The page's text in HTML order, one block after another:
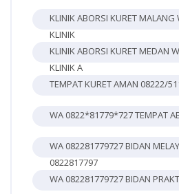
KLINIK ABORSI KURET
KLINIK
KLINIK ABORSI KURET MEDAN
KLINIK A
TEMPAT KURET AMAN 08222/
WA 0822*81779*727 TEMPAT
WA 082281779727 BIDAN
0822817797
WA 082281779727 BIDAN